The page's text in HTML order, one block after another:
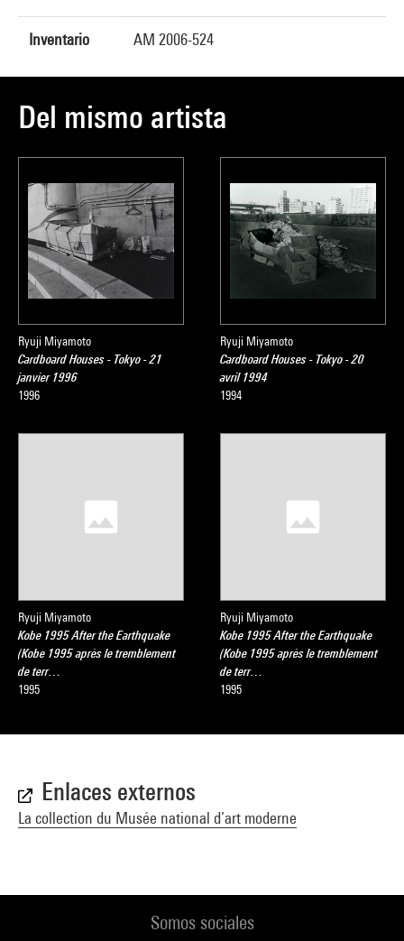
Inventario AM 2006-524
Del mismo artista
Ryuji Miyamoto
Cardboard Houses - Tokyo - 21
janvier 1996
1996
Ryuji Miyamoto
Cardboard Houses - Tokyo - 20
avril 1994
1994
Ryuji Miyamoto
Kobe 1995 After the Earthquake
(Kobe 1995 après le tremblement
de terr…
1995
Ryuji Miyamoto
Kobe 1995 After the Earthquake
(Kobe 1995 après le tremblement
de terr…
1995
Enlaces externos
La collection du Musée national d’art moderne
Somos sociales